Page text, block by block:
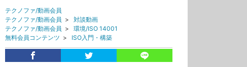
テクノファ/動画会員
テクノファ/動画会員 > 対談動画
テクノファ/動画会員 > 環境/ISO 14001
無料会員コンテンツ > ISO入門・構築
タグ